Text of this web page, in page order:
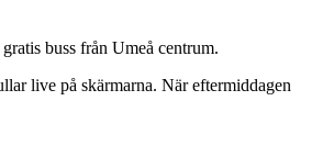
buss från Umeå centrum.
live på skärmarna. När eftermiddagen